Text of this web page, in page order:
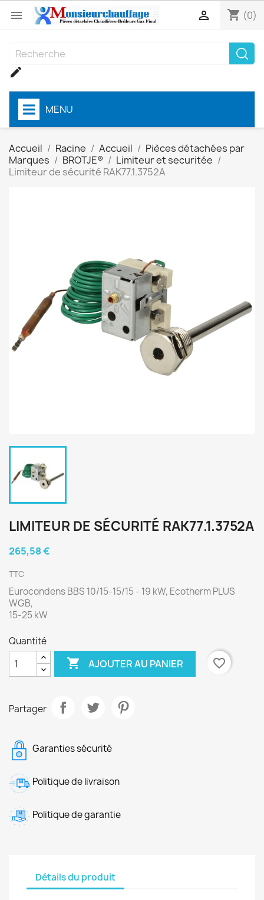
 shopping_cart (0)


MENU
Accueil Racine Accueil
Pièces détachées par
Marques
BROTJE®
Limiteur et securitée
Limiteur de sécurité RAK77.1.3752A
LIMITEUR DE SÉCURITÉ RAK77.1.3752A
265,58 €
TTC
Eurocondens BBS 10/15-15/15 - 19 kW, Ecotherm PLUS
WGB,
15-25 kW
Quantité
 AJOUTER AU PANIER favorite_border
Partager
Garanties sécurité
Politique de livraison
Politique de garantie
Détails du produit